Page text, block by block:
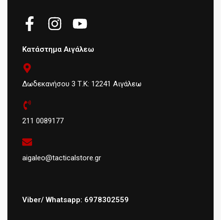
Κατάστημα Αιγάλεω
Δωδεκανήσου 3 Τ.Κ: 12241 Αιγάλεω
211 0089177
aigaleo@tacticalstore.gr
Viber/ Whatsapp: 6978302559